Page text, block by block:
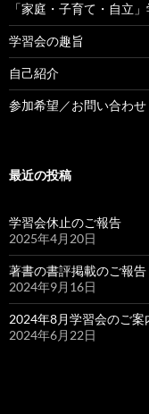
「家庭・子育て・自立
学習会の趣旨
自己紹介
参加希望／お問い合わせ
最近の投稿
学習会休止のご報告
2025年4月20日
著書の書評掲載のご報告
2024年9月16日
2024年8月学習会のご案
2024年6月22日